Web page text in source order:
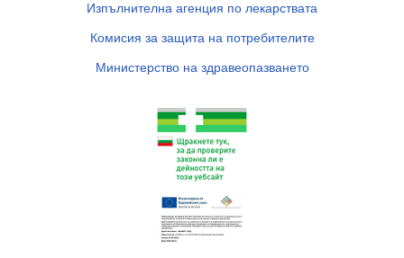
Изпълнителна агенция по лекарствата
Комисия за защита на потребителите
Министерство на здравеопазването